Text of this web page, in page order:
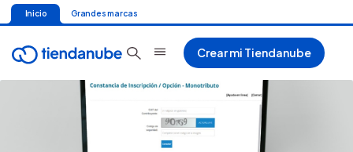
Inicio Grandes marcas
Crear mi Tiendanube